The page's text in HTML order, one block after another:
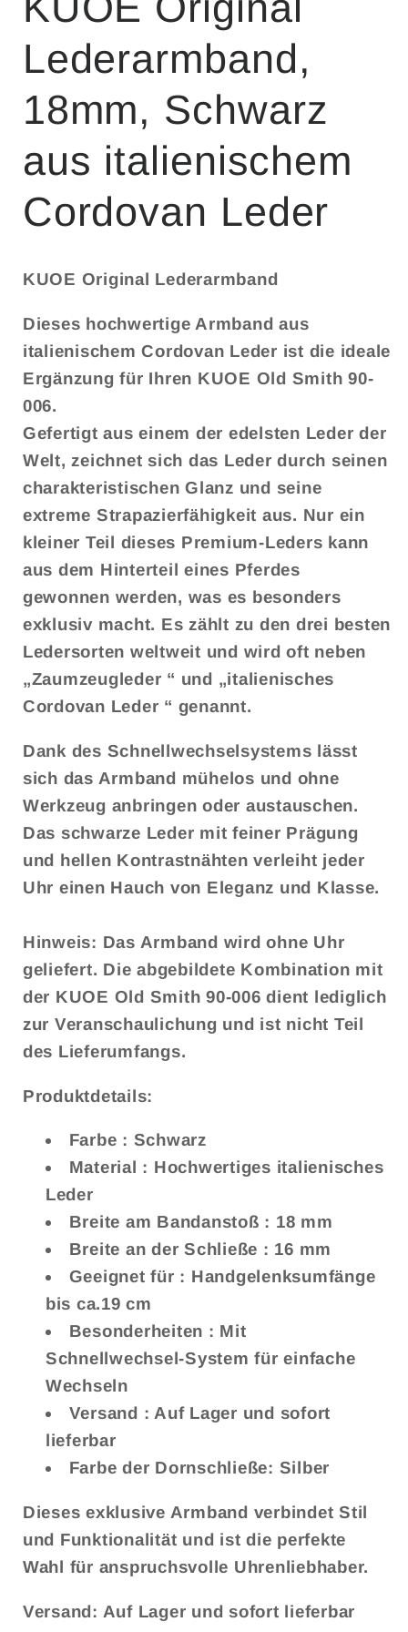
Lederarmband,
18mm, Schwarz
aus italienischem
Cordovan Leder
KUOE Original Lederarmband
Dieses hochwertige Armband aus
italienischem Cordovan Leder ist die ideale
Ergänzung für Ihren KUOE Old Smith 90-
006.
Gefertigt aus einem der edelsten Leder der
Welt, zeichnet sich das Leder durch seinen
charakteristischen Glanz und seine
extreme Strapazierfähigkeit aus. Nur ein
kleiner Teil dieses Premium-Leders kann
aus dem Hinterteil eines Pferdes
gewonnen werden, was es besonders
exklusiv macht. Es zählt zu den drei besten
Ledersorten weltweit und wird oft neben
„Zaumzeugleder “ und „italienisches
Cordovan Leder “ genannt.
Dank des Schnellwechselsystems lässt
sich das Armband mühelos und ohne
Werkzeug anbringen oder austauschen.
Das schwarze Leder mit feiner Prägung
und hellen Kontrastnähten verleiht jeder
Uhr einen Hauch von Eleganz und Klasse.
Hinweis: Das Armband wird ohne Uhr
geliefert. Die abgebildete Kombination mit
der KUOE Old Smith 90-006 dient lediglich
zur Veranschaulichung und ist nicht Teil
des Lieferumfangs.
Produktdetails:
Farbe : Schwarz
Material : Hochwertiges italienisches
Leder
Breite am Bandanstoß : 18 mm
Breite an der Schließe : 16 mm
Geeignet für : Handgelenksumfänge
bis ca.19 cm
Besonderheiten : Mit
Schnellwechsel-System für einfache
Wechseln
Versand : Auf Lager und sofort
lieferbar
Farbe der Dornschließe: Silber
Dieses exklusive Armband verbindet Stil
und Funktionalität und ist die perfekte
Wahl für anspruchsvolle Uhrenliebhaber.
Versand: Auf Lager und sofort lieferbar